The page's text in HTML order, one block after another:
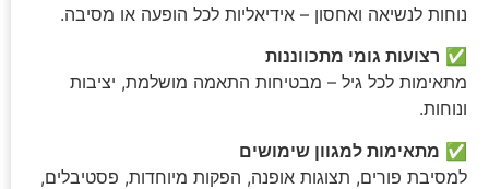
נוחות לנשיאה ואחסון – אידיאליות לכל הופעה או מסיבה.
✅ רצועות גומי מתכווננות
מתאימות לכל גיל – מבטיחות התאמה מושלמת, יציבות
ונוחות.
✅ מתאימות למגוון שימושים
למסיבת פורים, תצוגות אופנה, הפקות מיוחדות, פסטיבלים,